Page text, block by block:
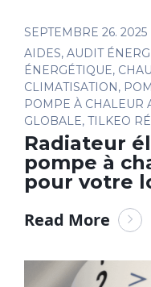
SEPTEMBRE 26. 2025
AIDES, AUDIT
ÉNERGÉTIQUE,
CLIMATISATION,
POMPE À CHALEUR
GLOBALE, TILKEO
Radiateur
pompe à
pour votre
Read More